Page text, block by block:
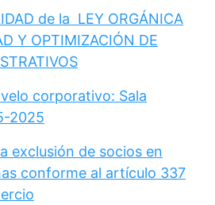
de la LEY ORGÁNICA
Y OPTIMIZACIÓN DE
corporativo: Sala
2025
exclusión de socios en
conforme al artículo 337